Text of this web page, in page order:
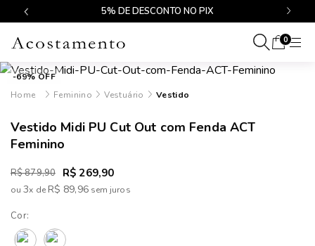
5% DE DESCONTO NO PIX
0
-69% OFF
Feminino
Vestuário Vestido
Vestido Midi PU Cut Out com Fenda ACT
Feminino
R$ 879,90 R$ 269,90
ou3x deR$ 89,96
Cor: